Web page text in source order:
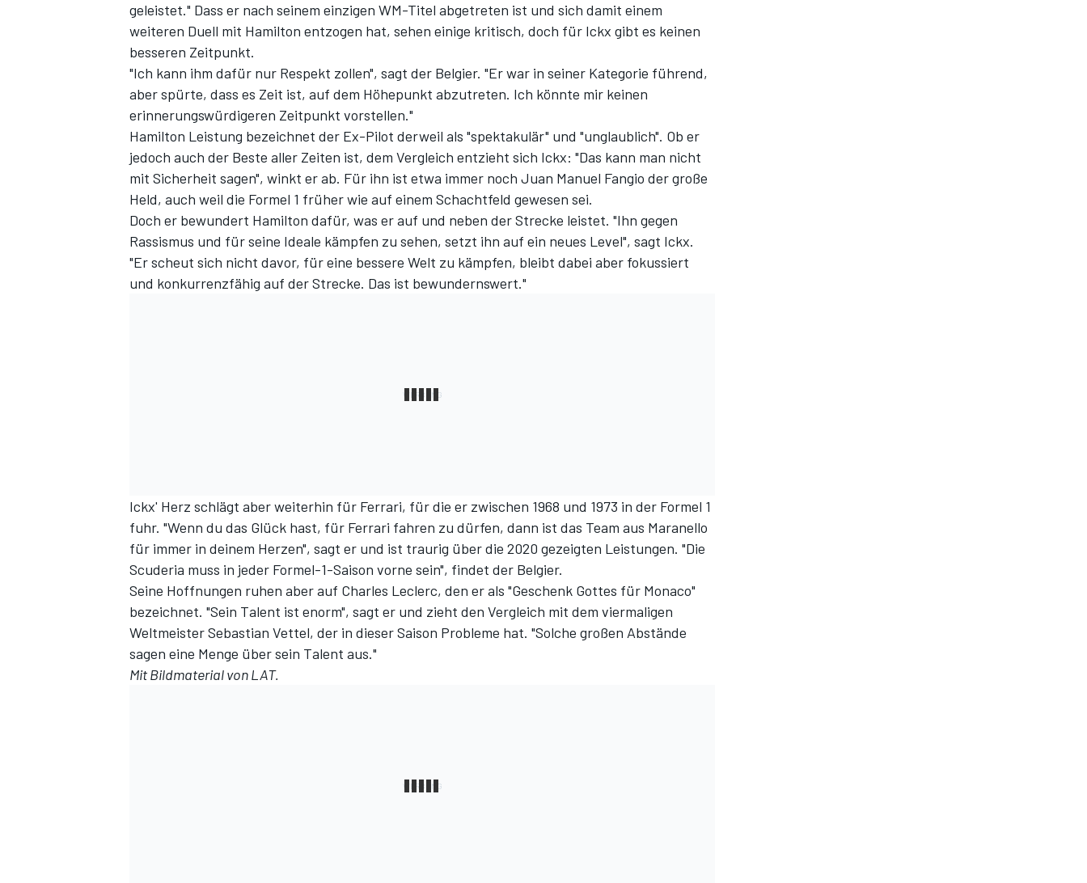
SPORTWAGEN
geleistet." Dass er nach seinem einzigen WM-Titel abgetreten ist und sich damit einem
weiteren Duell mit Hamilton entzogen hat, sehen einige kritisch, doch für Ickx gibt es keinen
besseren Zeitpunkt.
"Ich kann ihm dafür nur Respekt zollen", sagt der Belgier. "Er war in seiner Kategorie führend,
aber spürte, dass es Zeit ist, auf dem Höhepunkt abzutreten. Ich könnte mir keinen
erinnerungswürdigeren Zeitpunkt vorstellen."
Hamilton Leistung bezeichnet der Ex-Pilot derweil als "spektakulär" und "unglaublich". Ob er
jedoch auch der Beste aller Zeiten ist, dem Vergleich entzieht sich Ickx: "Das kann man nicht
mit Sicherheit sagen", winkt er ab. Für ihn ist etwa immer noch Juan Manuel Fangio der große
Held, auch weil die Formel 1 früher wie auf einem Schachtfeld gewesen sei.
Doch er bewundert Hamilton dafür, was er auf und neben der Strecke leistet. "Ihn gegen
Rassismus und für seine Ideale kämpfen zu sehen, setzt ihn auf ein neues Level", sagt Ickx.
"Er scheut sich nicht davor, für eine bessere Welt zu kämpfen, bleibt dabei aber fokussiert
und konkurrenzfähig auf der Strecke. Das ist bewundernswert."
Ickx' Herz schlägt aber weiterhin für Ferrari, für die er zwischen 1968 und 1973 in der Formel 1
fuhr. "Wenn du das Glück hast, für Ferrari fahren zu dürfen, dann ist das Team aus Maranello
für immer in deinem Herzen", sagt er und ist traurig über die 2020 gezeigten Leistungen. "Die
Scuderia muss in jeder Formel-1-Saison vorne sein", findet der Belgier.
Seine Hoffnungen ruhen aber auf Charles Leclerc, den er als "Geschenk Gottes für Monaco"
bezeichnet. "Sein Talent ist enorm", sagt er und zieht den Vergleich mit dem viermaligen
Weltmeister Sebastian Vettel, der in dieser Saison Probleme hat. "Solche großen Abstände
sagen eine Menge über sein Talent aus."
Mit Bildmaterial von LAT.